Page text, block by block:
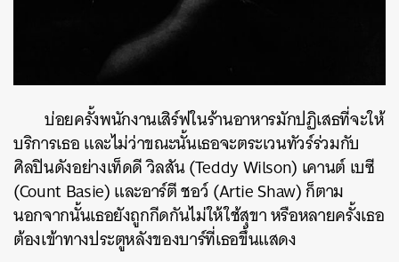
บ่อยครั้งพนักงานเสิร์ฟในร้านอาหารมักปฏิเสธที่จะให้
บริการเธอ และไม่ว่าขณะนั้นเธอจะตระเวนทัวร์ร่วมกับ
ศิลปินดังอย่างเท็ดดี วิลสัน (Teddy Wilson) เคานต์ เบซี
(Count Basie) และอาร์ตี ชอว์ (Artie Shaw) ก็ตาม
นอกจากนั้นเธอยังถูกกีดกันไม่ให้ใช้สุขา หรือหลายครั้งเธอ
ต้องเข้าทางประตูหลังของบาร์ที่เธอขึ้นแสดง